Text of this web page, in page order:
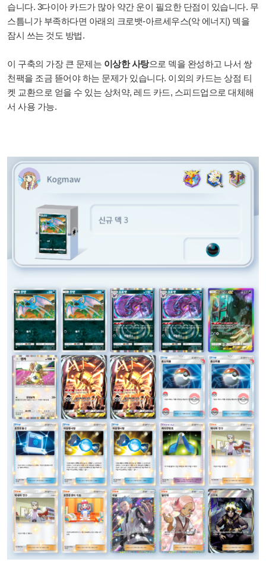
습니다. 3다이아 카드가 많아 약간 운이 필요한 단점이 있습니다. 무
스틈니가 부족하다면 아래의 크로뱃-아르세우스(악 에너지) 덱을
잠시 쓰는 것도 방법.
이 구축의 가장 큰 문제는 이상한 사탕으로 덱을 완성하고 나서 쌍
천팩을 조금 뜯어야 하는 문제가 있습니다. 이외의 카드는 상점 티
켓 교환으로 얻을 수 있는 상처약, 레드 카드, 스피드업으로 대체해
서 사용 가능.